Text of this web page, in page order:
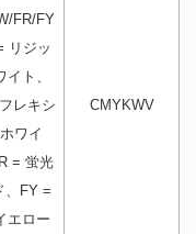
FR/FY
リジッ
イト、
レキシ
ワイ
= 蛍光
、FY =
エロー
CMYKWV